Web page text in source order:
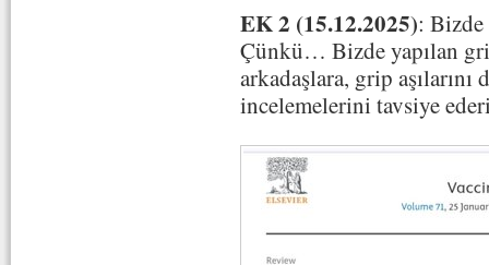
EK 2 (15.12.2025):
Çünkü… Bizde yapılan
arkadaşlara, grip aşılarını
incelemelerini tavsiye